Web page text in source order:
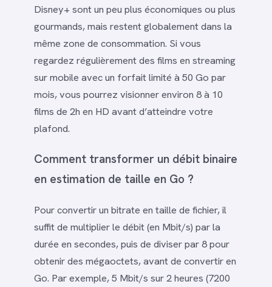
Disney+ sont un peu plus économiques ou plus
gourmands, mais restent globalement dans la
même zone de consommation. Si vous
regardez régulièrement des films en streaming
sur mobile avec un forfait limité à 50 Go par
mois, vous pourrez visionner environ 8 à 10
films de 2h en HD avant d’atteindre votre
plafond.
Comment transformer un débit binaire
en estimation de taille en Go ?
Pour convertir un bitrate en taille de fichier, il
suffit de multiplier le débit (en Mbit/s) par la
durée en secondes, puis de diviser par 8 pour
obtenir des mégaoctets, avant de convertir en
Go. Par exemple, 5 Mbit/s sur 2 heures (7200